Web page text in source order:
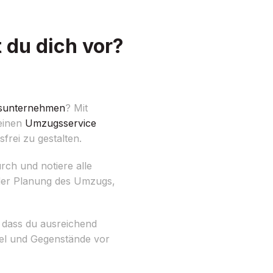
dich vor?
? Mit
Umzugsservice
zu gestalten.
und notiere alle
Planung des Umzugs,
du ausreichend
und Gegenstände vor